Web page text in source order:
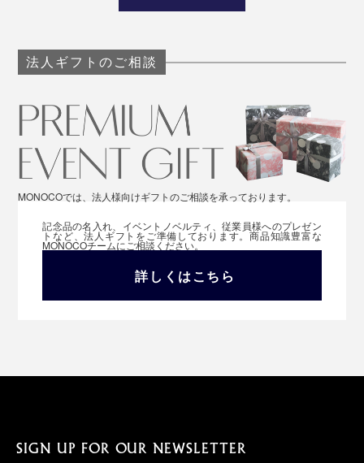
法人ギフトのご相談
MONOCOでは、法人様向けギフトのご相談を承っております。
記念品の名入れ、イベントノベルティ、従業員様へのプレゼン
トなど、法人ギフトをご準備しております。商品知識豊富な
MONOCOチームにご相談ください。
詳しくはこちら
SIGN UP FOR OUR NEWSLETTER